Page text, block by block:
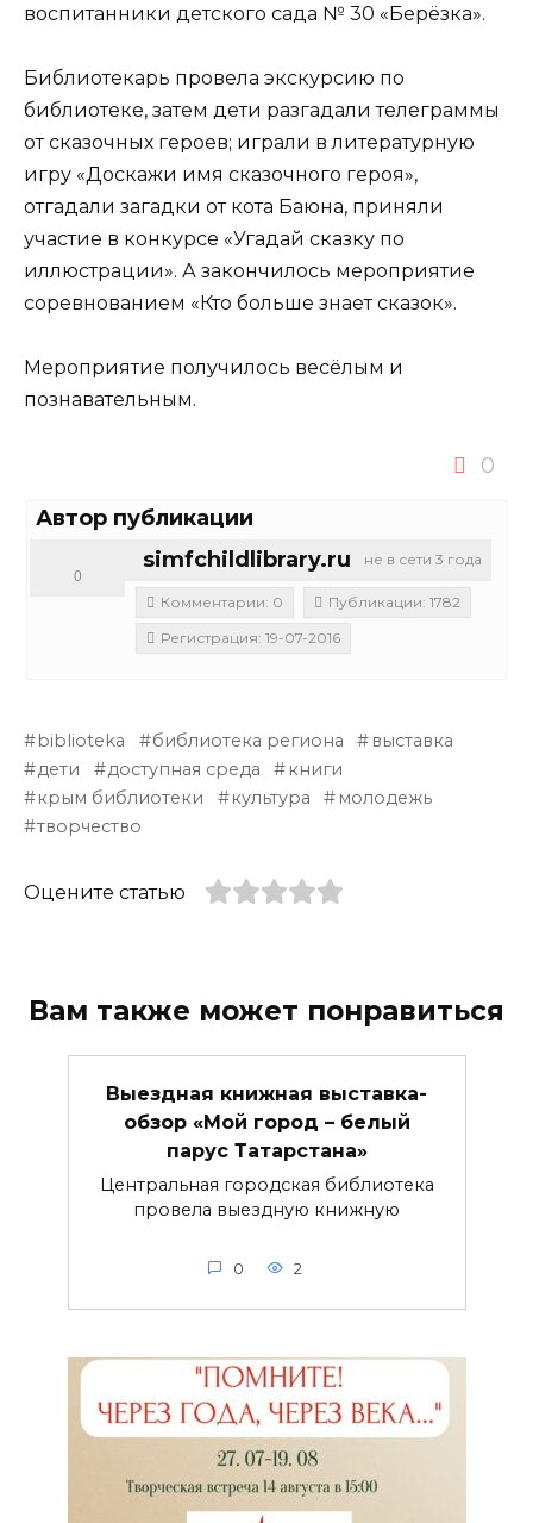
воспитанники детского сада № 30 «Берёзка».
Библиотекарь провела экскурсию по
библиотеке, затем дети разгадали телеграммы
от сказочных героев; играли в литературную
игру «Доскажи имя сказочного героя»,
отгадали загадки от кота Баюна, приняли
участие в конкурсе «Угадай сказку по
иллюстрации». А закончилось мероприятие
соревнованием «Кто больше знает сказок».
Мероприятие получилось весёлым и
познавательным.
0
Автор публикации
не в сети 3 года
simfchildlibrary.ru
0
Комментарии: 0
Публикации: 1782
Регистрация: 19-07-2016
biblioteka библиотека региона
выставка
дети
доступная среда
книги
крым библиотеки
культура
молодежь
творчество
Оцените статью
Вам также может понравиться
Выездная книжная выставка-
обзор «Мой город – белый
парус Татарстана»
Центральная городская библиотека
провела выездную книжную
0 2